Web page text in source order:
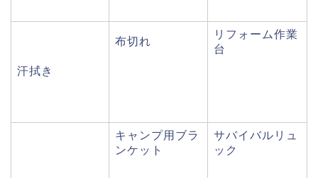
汗拭き
布切れ
リフォーム作業
台
キャンプ用ブラ
ンケット
サバイバルリュ
ック